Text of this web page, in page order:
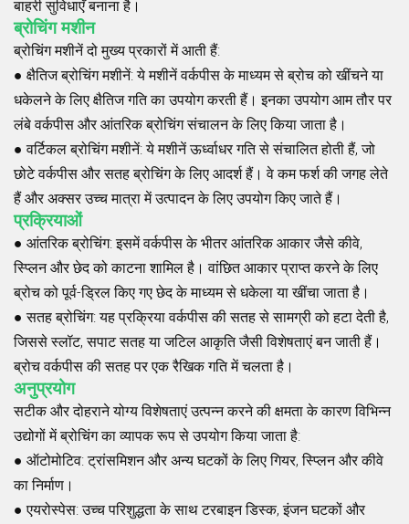
बाहरी सुविधाएँ बनाना है।
ब्रोचिंग मशीन
ब्रोचिंग मशीनें दो मुख्य प्रकारों में आती हैं:
● क्षैतिज ब्रोचिंग मशीनें: ये मशीनें वर्कपीस के माध्यम से ब्रोच को खींचने या
धकेलने के लिए क्षैतिज गति का उपयोग करती हैं। इनका उपयोग आम तौर पर
लंबे वर्कपीस और आंतरिक ब्रोचिंग संचालन के लिए किया जाता है।
●वर्टिकल ब्रोचिंग मशीनें: ये मशीनें ऊर्ध्वाधर गति से संचालित होती हैं, जो
छोटे वर्कपीस और सतह ब्रोचिंग के लिए आदर्श हैं। वे कम फर्श की जगह लेते
हैं और अक्सर उच्च मात्रा में उत्पादन के लिए उपयोग किए जाते हैं।
प्रक्रियाओं
● आंतरिक ब्रोचिंग: इसमें वर्कपीस के भीतर आंतरिक आकार जैसे कीवे,
स्प्लिन और छेद को काटना शामिल है। वांछित आकार प्राप्त करने के लिए
ब्रोच को पूर्व-ड्रिल किए गए छेद के माध्यम से धकेला या खींचा जाता है।
●सतह ब्रोचिंग: यह प्रक्रिया वर्कपीस की सतह से सामग्री को हटा देती है,
जिससे स्लॉट, सपाट सतह या जटिल आकृति जैसी विशेषताएं बन जाती हैं।
ब्रोच वर्कपीस की सतह पर एक रैखिक गति में चलता है।
अनुप्रयोग
सटीक और दोहराने योग्य विशेषताएं उत्पन्न करने की क्षमता के कारण विभिन्न
उद्योगों में ब्रोचिंग का व्यापक रूप से उपयोग किया जाता है:
● ऑटोमोटिव: ट्रांसमिशन और अन्य घटकों के लिए गियर, स्प्लिन और कीवे
का निर्माण।
●एयरोस्पेस: उच्च परिशुद्धता के साथ टरबाइन डिस्क, इंजन घटकों और